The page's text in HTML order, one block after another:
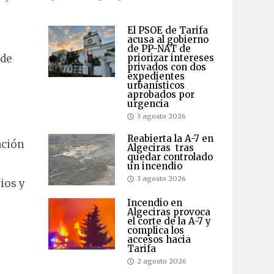
y
El PSOE de Tarifa
acusa al gobierno
de PP-NAT de
priorizar intereses
privados con dos
expedientes
urbanísticos
aprobados por
urgencia
3 agosto 2026
Reabierta la A-7 en
Algeciras tras
quedar controlado
un incendio
3 agosto 2026
Incendio en
Algeciras provoca
el corte de la A-7 y
complica los
accesos hacia
Tarifa
2 agosto 2026